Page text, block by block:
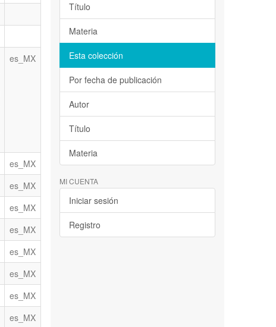
es_MX
es_MX
es_MX
es_MX
es_MX
es_MX
es_MX
es_MX
es_MX
Título
Materia
Esta colección
Por fecha de publicación
Autor
Título
Materia
MI CUENTA
Iniciar sesión
Registro